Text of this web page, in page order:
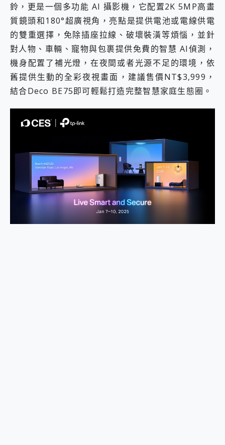
鈴，更是一個多功能 AI 攝影機，它配置2K 5MP高畫
質鏡頭和180°超廣視角，亮點是提供電池或電線供電
的雙重選擇，免除插座拉線、破壞裝潢等煩惱，並針
對人物、車輛、寵物與包裹提供免費的智慧 AI偵測，
機身配置了補光燈，在夜間或者光源不足的環境，依
舊提供生動的全彩夜視畫面，建議售價NT$3,999，
結合Deco BE75即可輕鬆打造完整智慧家庭生態圈。